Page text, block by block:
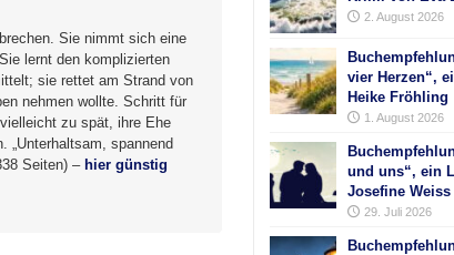
Sie nimmt sich eine
lernt den komplizierten
sie rettet am Strand von
nehmen wollte. Schritt für
zu spät, ihre Ehe
„Unterhaltsam, spannend
Seiten) – hier günstig
2. August 2026
vier Herzen“,
Heike Fröhling
1. August 2026
und uns“, ein
Josefine Weiss
29. Juli 2026